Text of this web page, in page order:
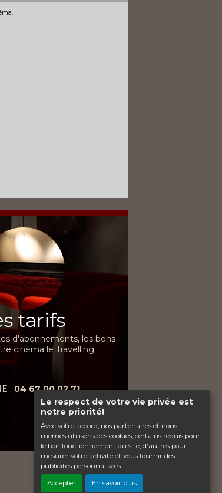
Le respect de votre vie privée est
notre priorité!
Avec votre accord, nos partenaires et nous-
mêmes utilisons des cookies, certains requis pour
le bon fonctionnement du site, d'autres pour
mesurer votre activité et vous fournir des
publicités personnalisées.
Accepter En savoir plus
tarifs
d'abonnements, les bons
cinéma le Travelling
: 04 67 00 02 71
Haut de page